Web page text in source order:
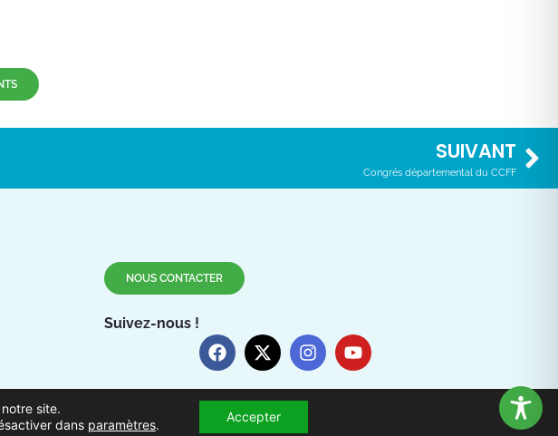
SUIVANT
Congrés départemental du CCFF
NOUS CONTACTER
Suivez-nous !
site.
dans paramètres.
Accepter